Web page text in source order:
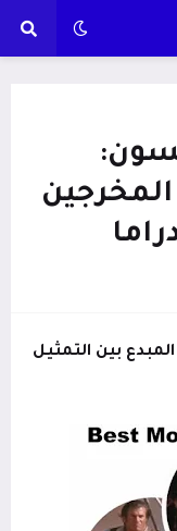
بين التمثيل